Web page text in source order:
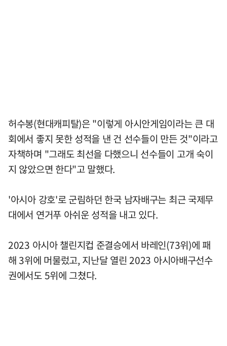
허수봉(현대캐피탈)은 "이렇게 아시안게임이라는 큰 대
회에서 좋지 못한 성적을 낸 건 선수들이 만든 것"이라고
자책하며 "그래도 최선을 다했으니 선수들이 고개 숙이
지 않았으면 한다"고 말했다.
'아시아 강호'로 군림하던 한국 남자배구는 최근 국제무
대에서 연거푸 아쉬운 성적을 내고 있다.
2023 아시아 챌린지컵 준결승에서 바레인(73위)에 패
해 3위에 머물렀고, 지난달 열린 2023 아시아배구선수
권에서도 5위에 그쳤다.